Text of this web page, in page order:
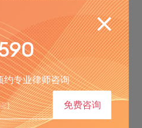
师事务所，一直专注于婚姻家
族信托法律服务，是业内少有
理的专家。
就是能给高净值及超高净值
际财富传承”的一站式解决方
生变动的时候，实现财产的
约专业律师咨询
免费咨询